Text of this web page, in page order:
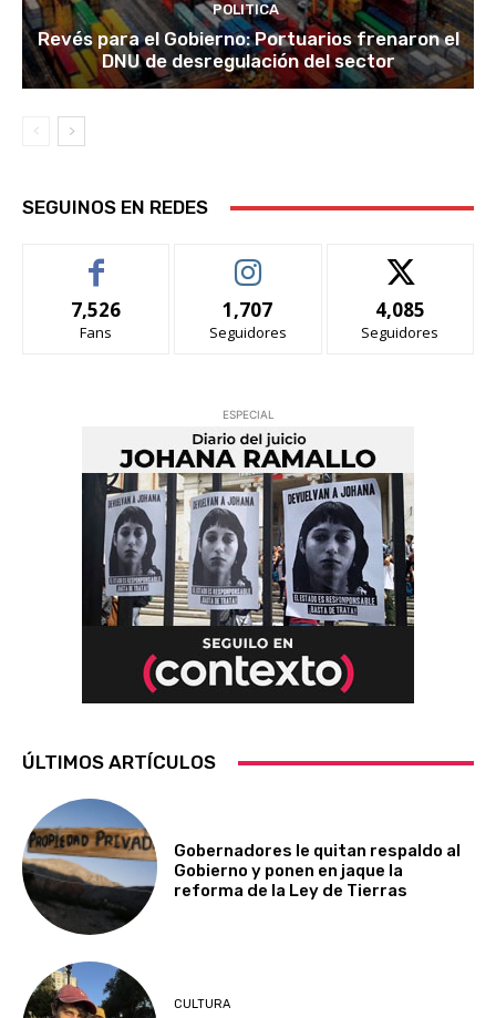
POLITICA
Revés para el Gobierno: Portuarios frenaron el
DNU de desregulación del sector
SEGUINOS EN REDES
7,526
Fans
1,707
Seguidores
4,085
Seguidores
ESPECIAL
ÚLTIMOS ARTÍCULOS
Gobernadores le quitan respaldo al
Gobierno y ponen en jaque la
reforma de la Ley de Tierras
CULTURA